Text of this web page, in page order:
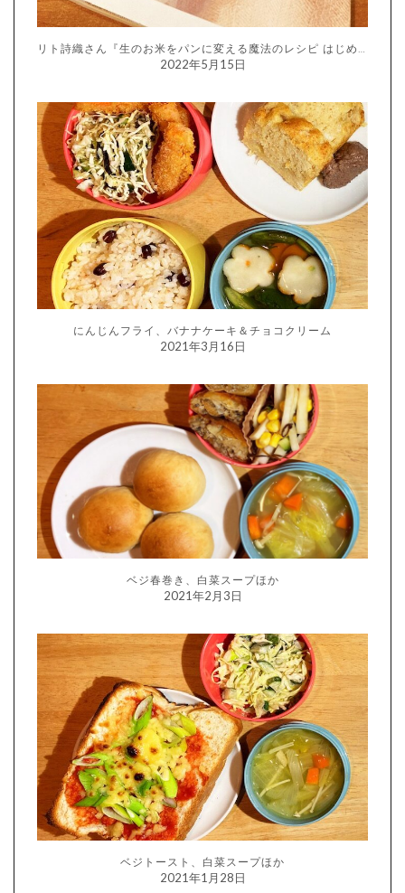
リト詩織さん『生のお米をパンに変える魔法のレシピ はじめての生米パン』
2022年5月15日
にんじんフライ、バナナケーキ＆チョコクリーム
2021年3月16日
ベジ春巻き、白菜スープほか
2021年2月3日
ベジトースト、白菜スープほか
2021年1月28日